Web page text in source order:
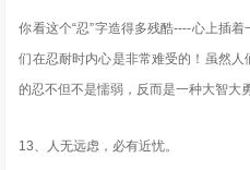
你看这个“忍”字造得多残酷----心上插
们在忍耐时内心是非常难受的！虽然
的忍不但不是懦弱，反而是一种大智大勇
13、人无远虑，必有近忧。